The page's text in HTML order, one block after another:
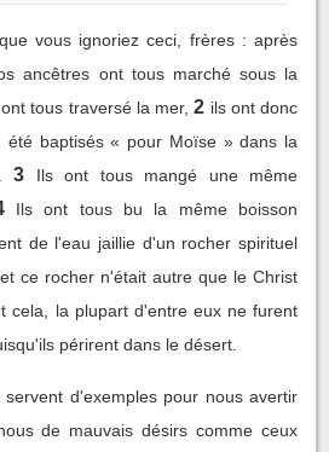
vous ignoriez ceci, frères : après
ancêtres ont tous marché sous la
tous traversé la mer, 2 ils ont donc
été baptisés « pour Moïse » dans la
3
Ils ont tous mangé une même
Ils ont tous bu la même boisson
de l'eau jaillie d'un rocher spirituel
ce rocher n'était autre que le Christ
cela, la plupart d'entre eux ne furent
périrent dans le désert.
d'exemples pour nous avertir
de mauvais désirs comme ceux